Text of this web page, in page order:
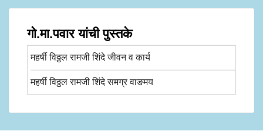
गो.मा.पवार यांची पुस्तके
महर्षी विठ्ठल रामजी शिंदे जीवन व कार्य
महर्षी विठ्ठल रामजी शिंदे समग्र वाङमय